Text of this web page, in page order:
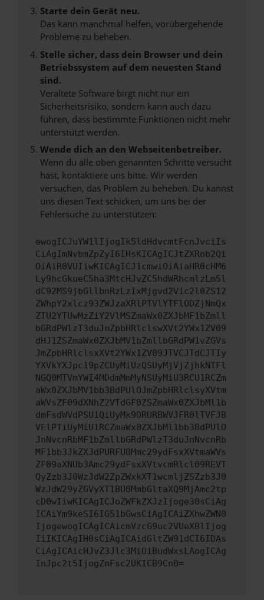
Starte dein Gerät neu.
Das kann manchmal helfen, vorübergehende
Probleme zu beheben.
Stelle sicher, dass dein Browser und dein
Betriebssystem auf dem neuesten Stand
sind.
Veraltete Software birgt nicht nur ein
Sicherheitsrisiko, sondern kann auch dazu
führen, dass bestimmte Funktionen nicht mehr
unterstützt werden.
Wende dich an den Webseitenbetreiber.
Wenn du alle oben genannten Schritte versucht
hast, kontaktiere uns bitte. Wir werden
versuchen, das Problem zu beheben. Du kannst
uns diesen Text schicken, um uns bei der
Fehlersuche zu unterstützen:
ewogICJuYW1lIjogIk5ldHdvcmtFcnJvciIs
CiAgImNvbmZpZyI6IHsKICAgICJtZXRob2Qi
OiAiR0VUIiwKICAgICJ1cmwiOiAiaHR0cHM6
Ly9hcGkueC5ha3MtcHJvZC5hdWRhcmlzLm5l
dC92MS9jbGllbnRzLzIxMjgvd2Vic2l0ZS12
ZWhpY2xlcz93ZWJzaXRlPTVlYTFlODZjNmQx
ZTU2YTUwMzZiY2VlMSZmaWx0ZXJbMF1bZmll
bGRdPWlzT3duJmZpbHRlclswXVt2YWx1ZV09
dHJ1ZSZmaWx0ZXJbMV1bZmllbGRdPW1vZGVs
JmZpbHRlclsxXVt2YWx1ZV09JTVCJTdCJTIy
YXVkYXJpc19pZCUyMiUzQSUyMjVjZjhkNTFl
NGQ0MTVmYWI4MDdmMmMyNSUyMiU3RCU1RCZm
aWx0ZXJbMV1bb3BdPUlOJmZpbHRlclsyXVtm
aWVsZF09dXNhZ2VTdGF0ZSZmaWx0ZXJbMl1b
dmFsdWVdPSU1QiUyMk9ORURBWVJFR0lTVFJB
VElPTiUyMiU1RCZmaWx0ZXJbMl1bb3BdPUlO
JnNvcnRbMF1bZmllbGRdPWlzT3duJnNvcnRb
MF1bb3JkZXJdPURFU0Mmc29ydFsxXVtmaWVs
ZF09aXNUb3Amc29ydFsxXVtvcmRlcl09REVT
QyZzb3J0WzJdW2ZpZWxkXT1wcmljZSZzb3J0
WzJdW29yZGVyXT1BU0MmbGltaXQ9MjAmc2tp
cD0wIiwKICAgICJoZWFkZXJzIjoge30sCiAg
ICAiYm9keSI6IG51bGwsCiAgICAiZXhwZWN0
IjogewogICAgICAicmVzcG9uc2VUeXBlIjog
IiIKICAgIH0sCiAgICAidGltZW91dCI6IDAs
CiAgICAicHJvZ3Jlc3MiOiBudWxsLAogICAg
InJpc2t5IjogZmFsc2UKICB9Cn0=